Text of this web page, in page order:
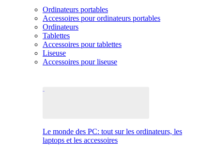
Ordinateurs portables
Accessoires pour ordinateurs portables
Ordinateurs
Tablettes
Accessoires pour tablettes
Liseuse
Accessoires pour liseuse
Le monde des PC: tout sur les ordinateurs, les
laptops et les accessoires